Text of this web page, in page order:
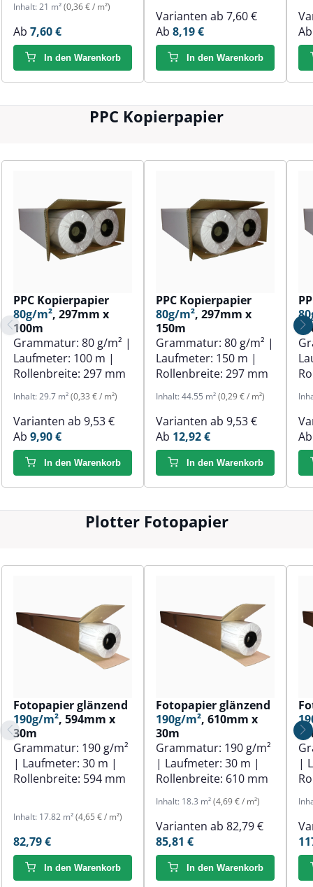
Inhalt: 21 m²(0,36 € / m²)
Ab 7,60 €
In den Warenkorb
Varianten ab 7,60 €
Ab 8,19 €
In den Warenkorb
PPC Kopierpapier
PPC Kopierpapier
80g/m², 297mm x
100m
Grammatur: 80 g/m² |
Laufmeter: 100 m |
Rollenbreite: 297 mm
Inhalt: 29.7 m²(0,33 € / m²)
Varianten ab 9,53 €
Ab 9,90 €
In den Warenkorb
PPC Kopierpapier
80g/m², 297mm x
150m
Grammatur: 80 g/m² |
Laufmeter: 150 m |
Rollenbreite: 297 mm
Inhalt: 44.55 m²(0,29 € / m²)
Varianten ab 9,53 €
Ab 12,92 €
In den Warenkorb
Plotter Fotopapier
Fotopapier glänzend
190g/m², 594mm x
30m
Grammatur: 190 g/m²
| Laufmeter: 30 m |
Rollenbreite: 594 mm
Inhalt: 17.82 m²(4,65 € / m²)
82,79 €
In den Warenkorb
Fotopapier glänzend
190g/m², 610mm x
30m
Grammatur: 190 g/m²
| Laufmeter: 30 m |
Rollenbreite: 610 mm
Inhalt: 18.3 m²(4,69 € / m²)
Varianten ab 82,79 €
85,81 €
In den Warenkorb
|